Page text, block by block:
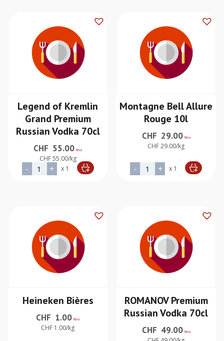
Legend of Kremlin
Grand Premium
Russian Vodka 70cl
CHF 55.00 htva
CHF 55.00/kg
- quantité de Legend of Kremlin Grand Premium Russian
+ x 1
Alternative:
Montagne Bell Allure
Rouge 10l
CHF 29.00 htva
CHF 29.00/kg
- quantité de Montagne
+ x 1
Alternative:
Heineken Bières
CHF 1.00 htva
CHF 1.00/kg
ROMANOV Premium
Russian Vodka 70cl
CHF 49.00 htva